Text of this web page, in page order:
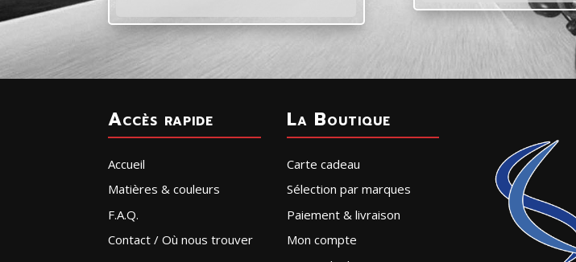
Accès rapide
Accueil
Matières & couleurs
F.A.Q.
Contact / Où nous trouver
La Boutique
Carte cadeau
Sélection par marques
Paiement & livraison
Mon compte